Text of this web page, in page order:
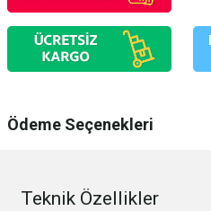
Ödeme Seçenekleri
Teknik Özellikler